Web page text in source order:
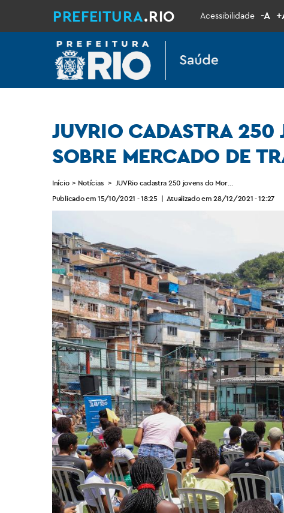
PREFEITURA.RIO Acessibilidade -A
JUVRIO CADASTRA 250
SOBRE MERCADO DE
Início > Notícias > JUVRio cadastra 250 jovens do Morro de São
Publicado em 15/10/2021 - 18:25 | Atualizado em 28/12/2021 - 12:27